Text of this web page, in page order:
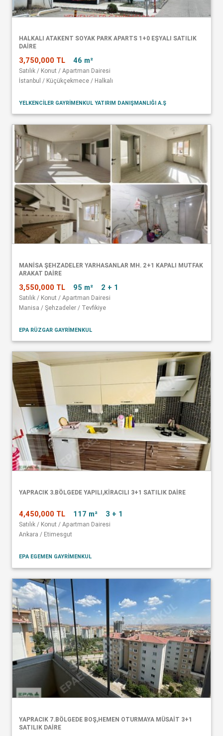
HALKALI ATAKENT SOYAK PARK APARTS 1+0 EŞYALI SATILIK
DAİRE
3,750,000 TL 46 m²
Satılık / Konut / Apartman Dairesi
İstanbul / Küçükçekmece / Halkalı
YELKENCİLER GAYRİMENKUL YATIRIM DANIŞMANLIĞI A.Ş
MANISA ŞEHZADELER YARHASANLAR MH. 2+1 KAPALI MUTFAK
ARAKAT DAIRE
3,550,000 TL 95 m² 2 + 1
Satılık / Konut / Apartman Dairesi
Manisa / Şehzadeler / Tevfikiye
EPA RÜZGAR GAYRİMENKUL
YAPRACIK 3.BÖLGEDE YAPILI,KİRACILI 3+1 SATILIK DAİRE
4,450,000 TL 117 m² 3 + 1
Satılık / Konut / Apartman Dairesi
Ankara / Etimesgut
EPA EGEMEN GAYRİMENKUL
YAPRACIK 7.BÖLGEDE BOŞ,HEMEN OTURMAYA MÜSAİT 3+1
SATILIK DAİRE